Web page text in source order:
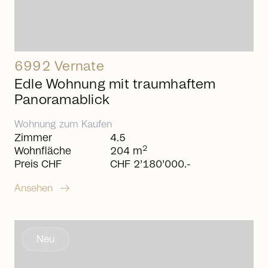
6992 Vernate
Edle Wohnung mit traumhaftem
Panoramablick
Wohnung zum Kaufen
Zimmer
Wohnfläche
Preis CHF
4.5
204 m2
CHF 2’180’000.-
Ansehen arrow_right_alt
Neu